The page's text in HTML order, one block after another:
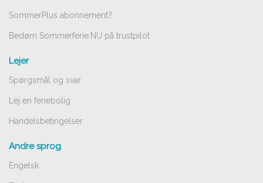
SommerPlus abonnement?
Bedøm Sommerferie.NU på trustpilot
Lejer
Spørgsmål og svar
Lej en feriebolig
Handelsbetingelser
Andre sprog
Engelsk